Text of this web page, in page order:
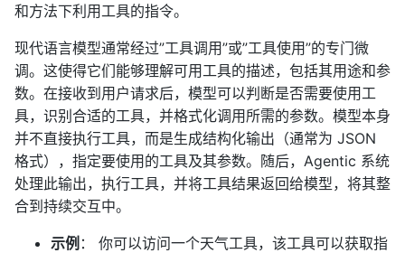
和方法下利用工具的指令。
现代语言模型通常经过”工具调用”或”工具使用”的专门微
调。这使得它们能够理解可用工具的描述，包括其用途和参
数。在接收到用户请求后，模型可以判断是否需要使用工
具，识别合适的工具，并格式化调用所需的参数。模型本身
并不直接执行工具，而是生成结构化输出（通常为 JSON
格式），指定要使用的工具及其参数。随后，Agentic 系统
处理此输出，执行工具，并将工具结果返回给模型，将其整
合到持续交互中。
示例 ： 你可以访问一个天气工具，该工具可以获取指